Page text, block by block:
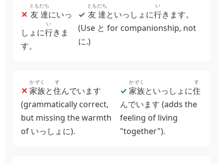
✕ 友達
ともだち
にいっ
しょに行
い
きま
す。
✓ 友達
ともだち
といっしょに行
い
きます。
(Use と for companionship, not
に.)
✕ 家族
かぞく
と住
す
んでいます
(grammatically correct,
but missing the warmth
of いっしょに).
✓ 家族
かぞく
といっしょに住
す
んでいます (adds the
feeling of living
"together").